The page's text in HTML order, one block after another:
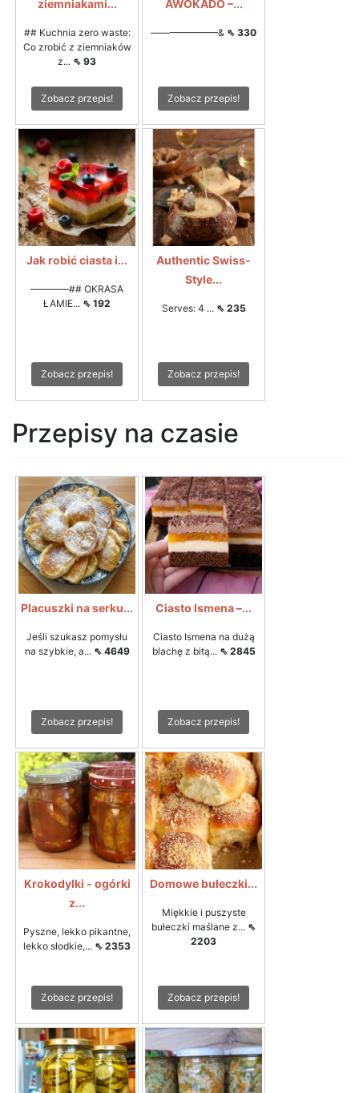
ziemniakami...
## Kuchnia zero waste:
Co zrobić z ziemniaków
z... ⇖ 93
Zobacz przepis!
AWOKADO –...
———————& ⇖ 330
Zobacz przepis!
Jak robić ciasta i...
————## OKRASA
ŁAMIE... ⇖ 192
Zobacz przepis!
Authentic Swiss-
Style...
Serves: 4 ... ⇖ 235
Zobacz przepis!
Przepisy na czasie
Placuszki na serku...
Jeśli szukasz pomysłu
na szybkie, a... ⇖ 4649
Zobacz przepis!
Ciasto Ismena –...
Ciasto Ismena na dużą
blachę z bitą... ⇖ 2845
Zobacz przepis!
Krokodylki - ogórki
z...
Pyszne, lekko pikantne,
lekko słodkie,... ⇖ 2353
Zobacz przepis!
Domowe bułeczki...
Miękkie i puszyste
bułeczki maślane z... ⇖
2203
Zobacz przepis!